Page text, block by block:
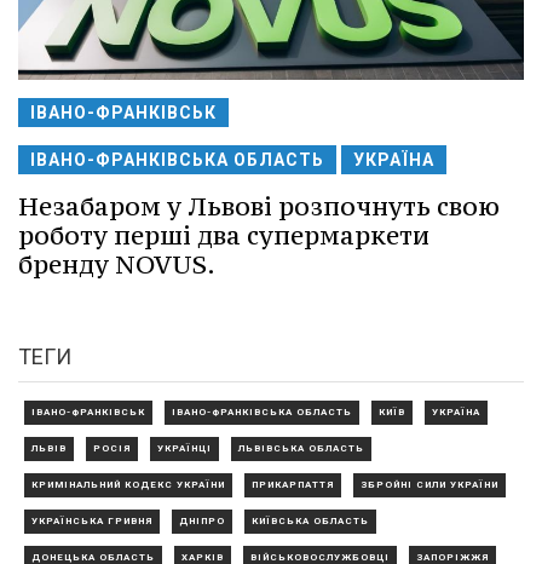
ІВАНО-ФРАНКІВСЬК
ІВАНО-ФРАНКІВСЬКА ОБЛАСТЬ УКРАЇНА
Незабаром у Львові розпочнуть свою
роботу перші два супермаркети
бренду NOVUS.
ТЕГИ
ІВАНО-ФРАНКІВСЬК ІВАНО-ФРАНКІВСЬКА ОБЛАСТЬ КИЇВ УКРАЇНА
ЛЬВІВ РОСІЯ УКРАЇНЦІ ЛЬВІВСЬКА ОБЛАСТЬ
КРИМІНАЛЬНИЙ КОДЕКС УКРАЇНИ ПРИКАРПАТТЯ ЗБРОЙНІ СИЛИ УКРАЇНИ
УКРАЇНСЬКА ГРИВНЯ ДНІПРО КИЇВСЬКА ОБЛАСТЬ
ДОНЕЦЬКА ОБЛАСТЬ ХАРКІВ ВІЙСЬКОВОСЛУЖБОВЦІ ЗАПОРІЖЖЯ